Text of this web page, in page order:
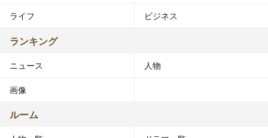
ライフ ビジネス
ランキング
ニュース 人物
画像
ルーム